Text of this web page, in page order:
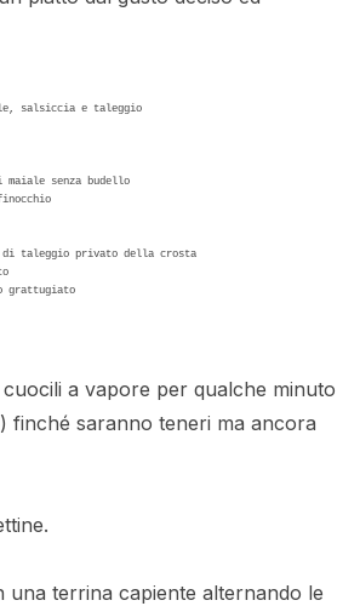
salsiccia e taleggio
senza budello
di taleggio privato della crosta
grattugiato
a vapore per qualche minuto
finché saranno teneri ma ancora
una terrina capiente alternando le